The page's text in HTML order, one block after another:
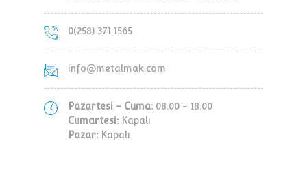
0(258) 371 1565
info@metalmak.com
Pazartesi - Cuma: 08.00 - 18.00
Cumartesi: Kapalı
Pazar: Kapalı